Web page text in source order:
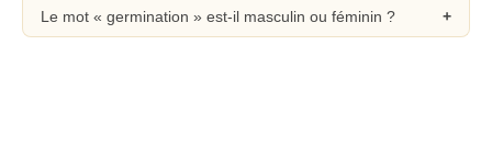
Le mot « germination » est-il masculin ou féminin ?